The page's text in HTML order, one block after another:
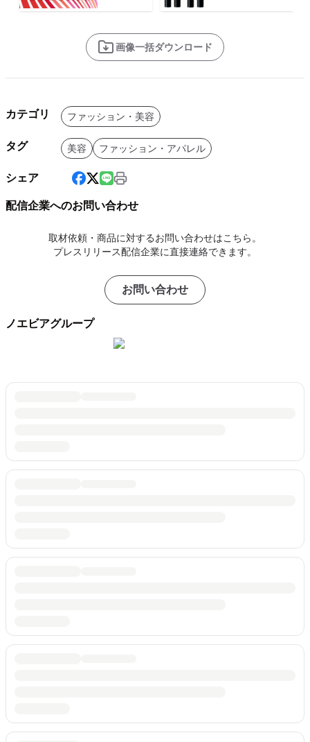
画像一括ダウンロード
カテゴリ ファッション・美容
タグ 美容 ファッション・アパレル
シェア
配信企業へのお問い合わせ
取材依頼・商品に対するお問い合わせはこちら。
プレスリリース配信企業に直接連絡できます。
お問い合わせ
ノエビアグループ